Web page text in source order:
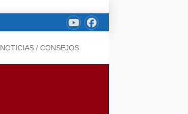
NOTICIAS / CONSEJOS